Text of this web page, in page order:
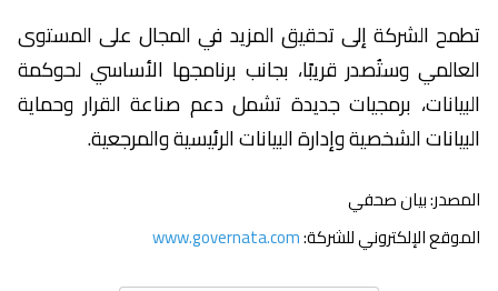
تطمح الشركة إلى تحقيق المزيد في المجال على المستوى
العالمي وستُصدر قريبًا، بجانب برنامجها الأساسي لحوكمة
البيانات، برمجيات جديدة تشمل دعم صناعة القرار وحماية
البيانات الشخصية وإدارة البيانات الرئيسية والمرجعية.
المصدر: بيان صحفي
الموقع الإلكتروني للشركة:www.governata.com